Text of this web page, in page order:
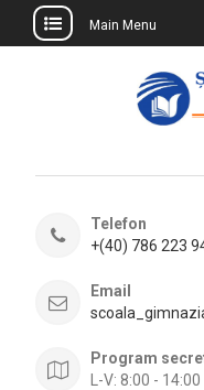
Main Menu
Telefon
+(40) 786 223
Email
Program
L-V: 8:00 - 14:00